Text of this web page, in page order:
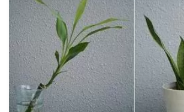
ホテル滞在記
舞台・ライブ
名古屋